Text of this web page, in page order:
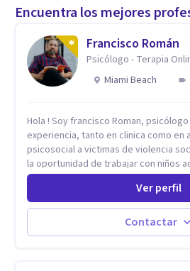
Encuentra los mejores
Francisco Román
Psicólogo - Terapia
Miami Beach
Hola ! Soy francisco Roman,
experiencia, tanto en clinica como en
psicosocial a victimas de violencia
la oportunidad de trabajar con niños
todos los espacios y esto me ha
aprendizajes que ahora pongo a tu
actualidad puedo atenderte de
de lunes a sabado. el costo de cada
el primer contacto
Ver perfil
Contactar